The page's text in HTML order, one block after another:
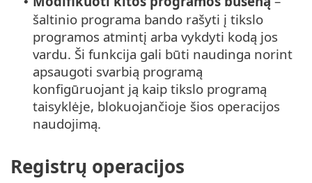
šaltinio programa bando rašyti į tikslo
programos atmintį arba vykdyti kodą jos
vardu. Ši funkcija gali būti naudinga norint
apsaugoti svarbią programą
konfigūruojant ją kaip tikslo programą
taisyklėje, blokuojančioje šios operacijos
naudojimą.
Registrų operacijos